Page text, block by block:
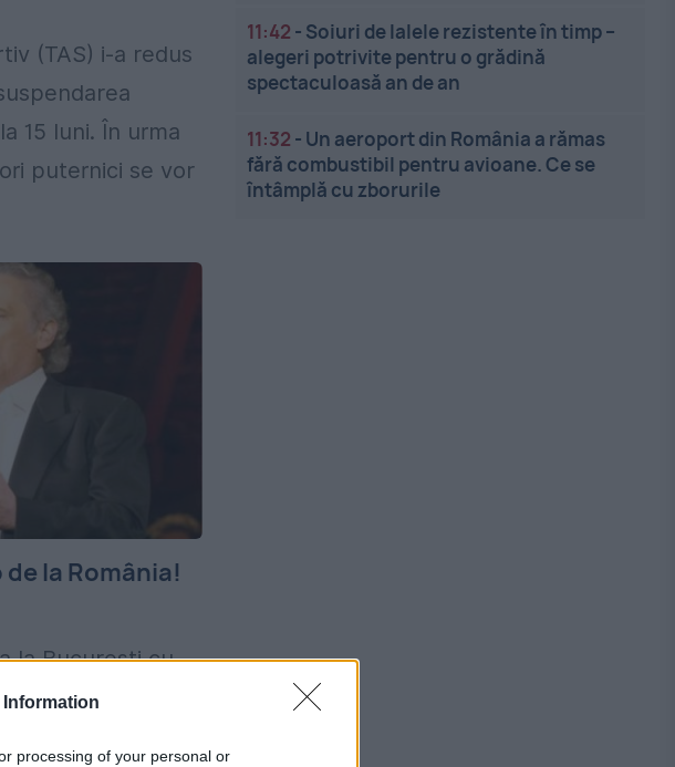
Information
processing of your personal or
(TAS) i-a redus
15 luni. În urma
puternici se vor
la România!
la București cu
sa de
11:42 - Soiuri de lalele rezistente în timp –
alegeri potrivite pentru o grădină
spectaculoasă an de an
11:32 - Un aeroport din România a rămas
fără combustibil pentru avioane. Ce se
întâmplă cu zborurile